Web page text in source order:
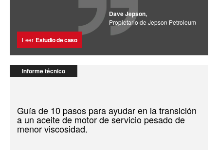
Dave Jepson,
Propietario de Jepson Petroleum
Leer Estudio de caso
Informe técnico
Guía de 10 pasos para ayudar en la transición
a un aceite de motor de servicio pesado de
menor viscosidad.